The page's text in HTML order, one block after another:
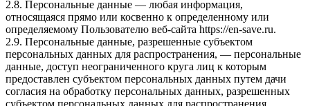
2.8. Персональные данные — любая информация,
относящаяся прямо или косвенно к определенному или
определяемому Пользователю веб-сайта https://en-save.ru.
2.9. Персональные данные, разрешенные субъектом
персональных данных для распространения, — персональные
данные, доступ неограниченного круга лиц к которым
предоставлен субъектом персональных данных путем дачи
согласия на обработку персональных данных, разрешенных
субъектом персональных данных для распространения